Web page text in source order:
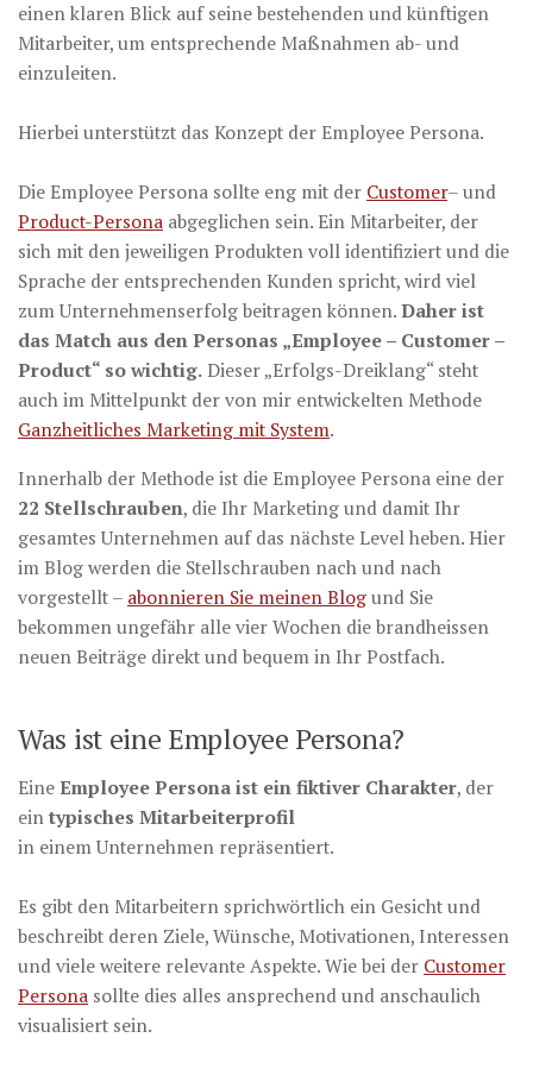
einen klaren Blick auf seine bestehenden und künftigen
Mitarbeiter, um entsprechende Maßnahmen ab- und
einzuleiten.
Hierbei unterstützt das Konzept der Employee Persona.
Die Employee Persona sollte eng mit der Customer– und
Product-Persona abgeglichen sein. Ein Mitarbeiter, der
sich mit den jeweiligen Produkten voll identifiziert und die
Sprache der entsprechenden Kunden spricht, wird viel
zum Unternehmenserfolg beitragen können.Daher ist
das Match aus den Personas „Employee – Customer –
Product“ so wichtig.Dieser „Erfolgs-Dreiklang“ steht
auch im Mittelpunkt der von mir entwickelten Methode
Ganzheitliches Marketing mit System.
Innerhalb der Methode ist die Employee Persona eine der
22 Stellschrauben, die Ihr Marketing und damit Ihr
gesamtes Unternehmen auf das nächste Level heben. Hier
im Blog werden die Stellschrauben nach und nach
vorgestellt – abonnieren Sie meinen Blogund Sie
bekommen ungefähr alle vier Wochen die brandheissen
neuen Beiträge direkt und bequem in Ihr Postfach.
Was ist eine Employee Persona?
EineEmployee Persona ist ein fiktiver Charakter, der
eintypisches Mitarbeiterprofil
in einem Unternehmen repräsentiert.
Es gibt den Mitarbeitern sprichwörtlich ein Gesicht und
beschreibt deren Ziele, Wünsche, Motivationen, Interessen
und viele weitere relevante Aspekte. Wie bei der Customer
Persona sollte dies alles ansprechend und anschaulich
visualisiert sein.